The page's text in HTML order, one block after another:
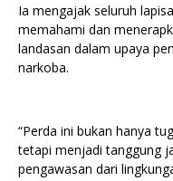
Ia mengajak seluruh
memahami dan
landasan dalam upaya
narkoba.
“Perda ini bukan hanya
tetapi menjadi tanggung
pengawasan dari